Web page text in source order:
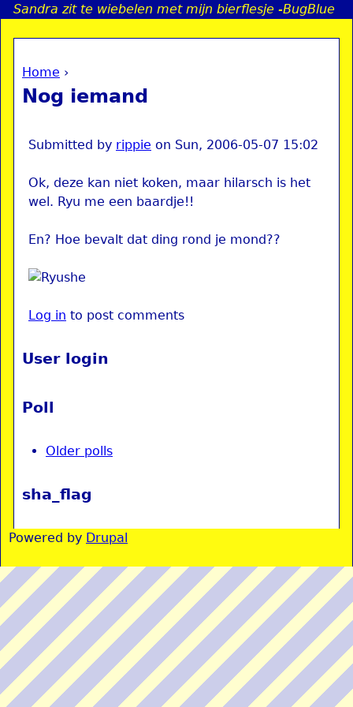
Jump to navigation
Sandra zit te wiebelen met mijn bierflesje -BugBlue
You are here
Home ›
Nog iemand
Submitted by rippie on Sun, 2006-05-07 15:02
Ok, deze kan niet koken, maar hilarsch is het
wel. Ryu me een baardje!!
En? Hoe bevalt dat ding rond je mond??
Log in to post comments
User login
Poll
Older polls
sha_flag
Powered by Drupal